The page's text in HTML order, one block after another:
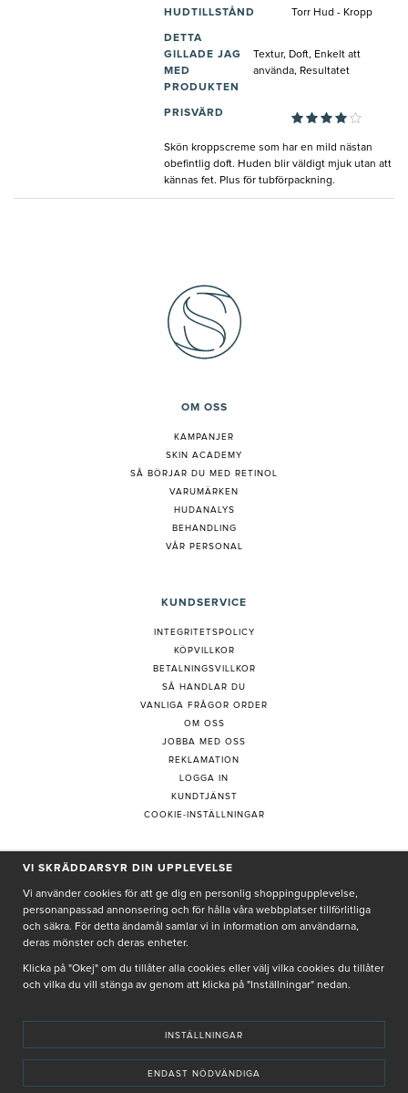
HUDTILLSTÅND Torr Hud - Kropp
DETTA
GILLADE JAG
MED
PRODUKTEN
Textur, Doft, Enkelt att
använda, Resultatet
PRISVÄRD
Skön kroppscreme som har en mild nästan
obefintlig doft. Huden blir väldigt mjuk utan att
kännas fet. Plus för tubförpackning.
OM OSS
KAMPANJER
SKIN ACADEMY
SÅ BÖRJAR DU MED RETINOL
VARUMÄRKEN
HUDANALYS
BEHANDLING
VÅR PERSONAL
KUNDSERVICE
INTEGRITETSPOLICY
KÖPVILLKOR
BETALNINGSVILLKOR
SÅ HANDLAR DU
VANLIGA FRÅGOR ORDER
OM OSS
JOBBA MED OSS
REKLAMATION
LOGGA IN
KUNDTJÄNST
COOKIE-INSTÄLLNINGAR
PRENUMERERA PÅ NYHETSBREV
Genom att ge min e-post, accepterar jag Seth och Sallyintegritetspolicy
De uppgifter du matar in kommer endast användas till våra nyhetsbrev.
VI SKRÄDDARSYR DIN UPPLEVELSE
Vi använder cookies för att ge dig en personlig shoppingupplevelse,
personanpassad annonsering och för hålla våra webbplatser tillförlitliga
och säkra. För detta ändamål samlar vi in information om användarna,
deras mönster och deras enheter.
Klicka på "Okej" om du tillåter alla cookies eller välj vilka cookies du tillåter
och vilka du vill stänga av genom att klicka på "Inställningar" nedan.
INSTÄLLNINGAR
ENDAST NÖDVÄNDIGA